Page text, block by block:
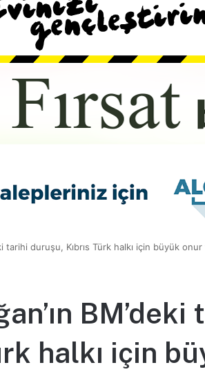
tarihi duruşu, Kıbrıs Türk halkı için büyük onur
BM’deki
halkı için